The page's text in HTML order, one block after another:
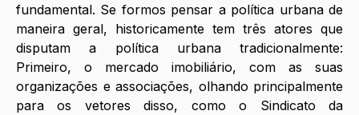
fundamental. Se formos pensar a política urbana de
maneira geral, historicamente tem três atores que
disputam a política urbana tradicionalmente:
Primeiro, o mercado imobiliário, com as suas
organizações e associações, olhando principalmente
para os vetores disso, como o Sindicato da